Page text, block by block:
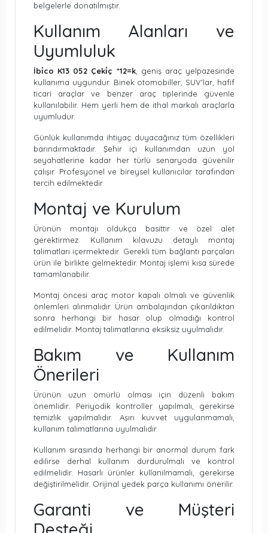
belgelerle donatılmıştır.
Kullanım Alanları ve
Uyumluluk
İbi̇co K13 052 Çeki̇ç *12=k, geniş araç yelpazesinde
kullanıma uygundur. Binek otomobiller, SUV'lar, hafif
ticari araçlar ve benzer araç tiplerinde güvenle
kullanılabilir. Hem yerli hem de ithal markalı araçlarla
uyumludur.
Günlük kullanımda ihtiyaç duyacağınız tüm özellikleri
barındırmaktadır. Şehir içi kullanımdan uzun yol
seyahatlerine kadar her türlü senaryoda güvenilir
çalışır. Profesyonel ve bireysel kullanıcılar tarafından
tercih edilmektedir.
Montaj ve Kurulum
Ürünün montajı oldukça basittir ve özel alet
gerektirmez. Kullanım kılavuzu detaylı montaj
talimatları içermektedir. Gerekli tüm bağlantı parçaları
ürün ile birlikte gelmektedir. Montaj işlemi kısa sürede
tamamlanabilir.
Montaj öncesi araç motor kapalı olmalı ve güvenlik
önlemleri alınmalıdır. Ürün ambalajından çıkarıldıktan
sonra herhangi bir hasar olup olmadığı kontrol
edilmelidir. Montaj talimatlarına eksiksiz uyulmalıdır.
Bakım ve Kullanım
Önerileri
Ürünün uzun ömürlü olması için düzenli bakım
önemlidir. Periyodik kontroller yapılmalı, gerekirse
temizlik yapılmalıdır. Aşırı kuvvet uygulanmamalı,
kullanım talimatlarına uyulmalıdır.
Kullanım sırasında herhangi bir anormal durum fark
edilirse derhal kullanım durdurulmalı ve kontrol
edilmelidir. Hasarlı ürünler kullanılmamalı, gerekirse
değiştirilmelidir. Orijinal yedek parça kullanımı önerilir.
Garanti ve Müşteri